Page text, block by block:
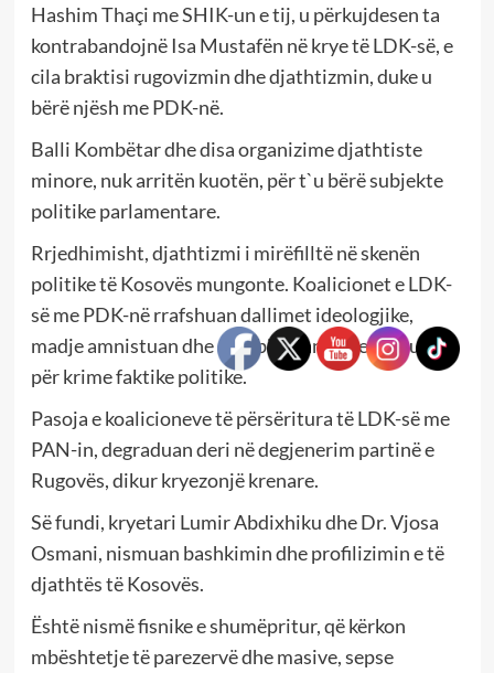
Hashim Thaçi me SHIK-un e tij, u përkujdesen ta
kontrabandojnë Isa Mustafën në krye të LDK-së, e
cila braktisi rugovizmin dhe djathtizmin, duke u
bërë njësh me PDK-në.
Balli Kombëtar dhe disa organizime djathtiste
minore, nuk arritën kuotën, për t`u bërë subjekte
politike parlamentare.
Rrjedhimisht, djathtizmi i mirëfilltë në skenën
politike të Kosovës mungonte. Koalicionet e LDK-
së me PDK-në rrafshuan dallimet ideologjike,
madje amnistuan dhe rehabilituan të penalizuarit
për krime faktike politike.
Pasoja e koalicioneve të përsëritura të LDK-së me
PAN-in, degraduan deri në degjenerim partinë e
Rugovës, dikur kryezonjë krenare.
Së fundi, kryetari Lumir Abdixhiku dhe Dr. Vjosa
Osmani, nismuan bashkimin dhe profilizimin e të
djathtës të Kosovës.
Është nismë fisnike e shumëpritur, që kërkon
mbështetje të parezervë dhe masive, sepse